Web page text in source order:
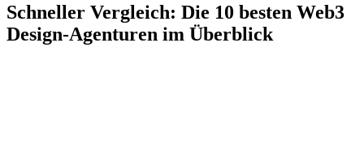
Schneller Vergleich: Die 10 besten Web3
Design-Agenturen im Überblick